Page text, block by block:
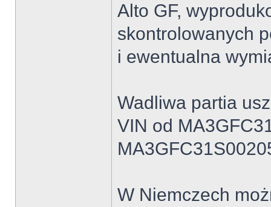
Alto GF,
skontrolowanych
i ewentualna
Wadliwa partia
VIN od
W Niemczech